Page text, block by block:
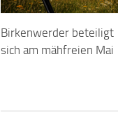
Birkenwerder beteiligt
sich am mähfreien Mai